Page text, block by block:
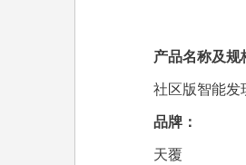
产品名称及规
社区版智能发
品牌：
天覆